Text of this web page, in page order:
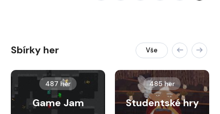
Sbírky her Vše
487 her
Game Jam
485 her
Studentské hry